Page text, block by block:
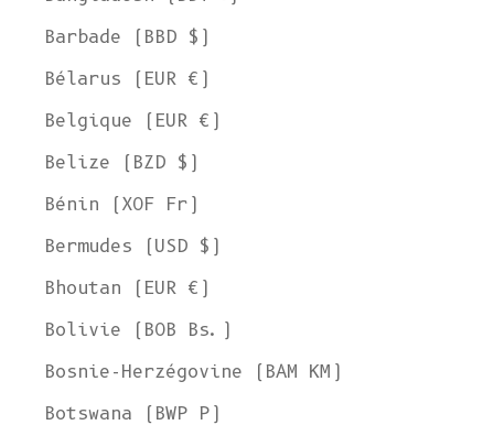
Barbade (BBD $)
Bélarus (EUR €)
Belgique (EUR €)
Belize (BZD $)
Bénin (XOF Fr)
Bermudes (USD $)
Bhoutan (EUR €)
Bolivie (BOB Bs.)
Bosnie-Herzégovine (BAM КМ)
Botswana (BWP P)